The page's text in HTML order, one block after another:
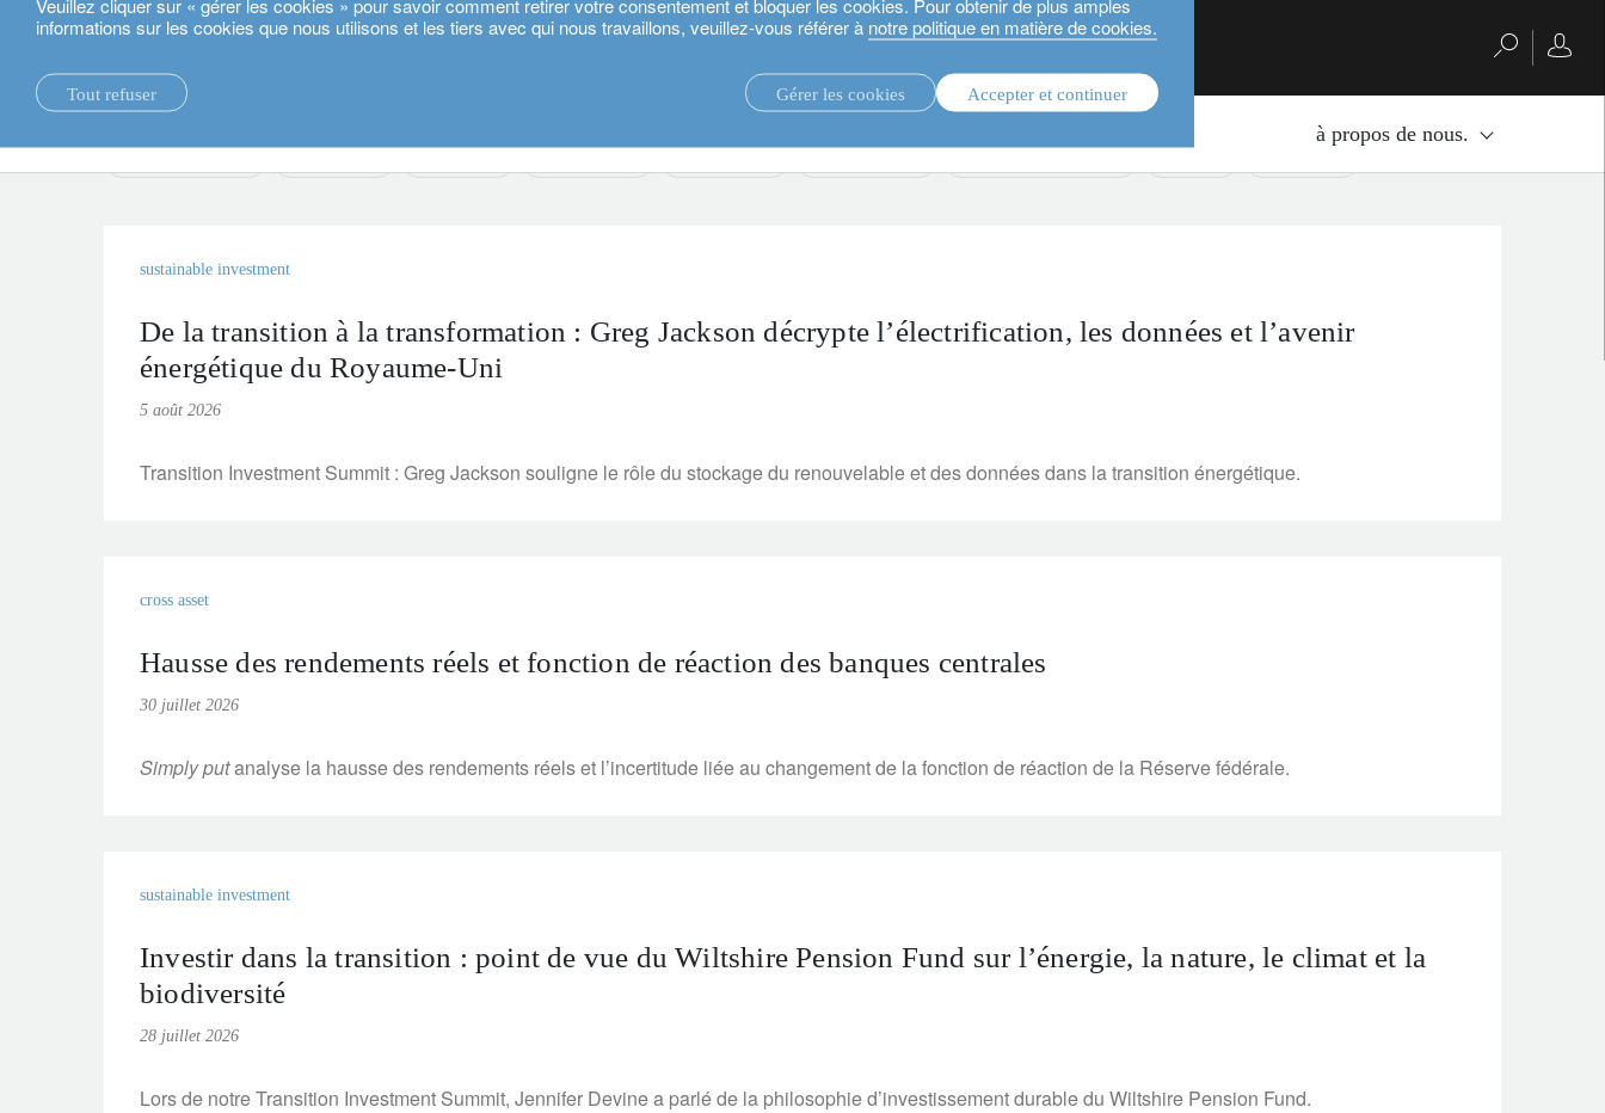
informations sur les cookies que nous utilisons et les tiers avec qui nous travaillons, veuillez-vous référer à notre politique en matière de cookies.
Tout refuser Gérer les cookies Accepter et continuer
à propos de nous.
Actualités.
sustainable investment
De la transition à la transformation : Greg Jackson décrypte l’électrification, les données et l’avenir
énergétique du Royaume-Uni
5 août 2026
Transition Investment Summit : Greg Jackson souligne le rôle du stockage du renouvelable et des données dans la transition énergétique.
cross asset
Hausse des rendements réels et fonction de réaction des banques centrales
30 juillet 2026
Simply putanalyse la hausse des rendements réels et l’incertitude liée au changement de la fonction de réaction de la Réserve fédérale.
sustainable investment
Investir dans la transition : point de vue du Wiltshire Pension Fund sur l’énergie, la nature, le climat et la
biodiversité
28 juillet 2026
Lors de notre Transition Investment Summit, Jennifer Devine a parlé de la philosophie d’investissement durable du Wiltshire Pension Fund.